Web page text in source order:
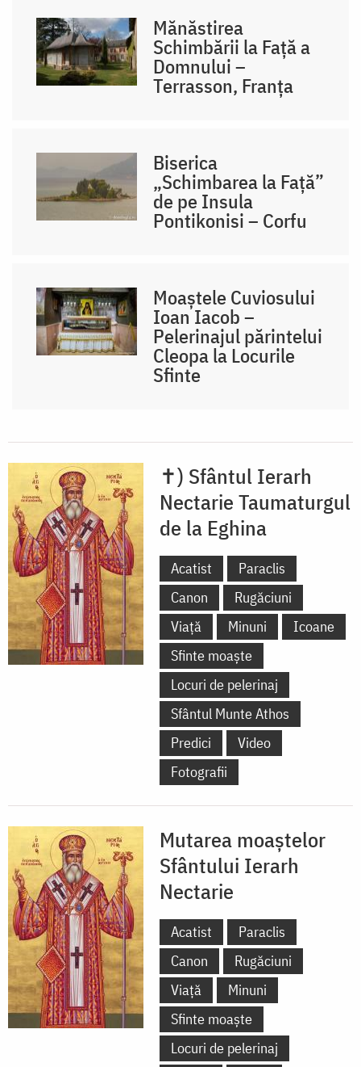
Mănăstirea
Schimbării la Față a
Domnului –
Terrasson, Franţa
Biserica
„Schimbarea la Față”
de pe Insula
Pontikonisi – Corfu
Moaștele Cuviosului
Ioan Iacob –
Pelerinajul părintelui
Cleopa la Locurile
Sfinte
✝) Sfântul Ierarh
Nectarie Taumaturgul
de la Eghina
Acatist
Paraclis
Canon
Rugăciuni
Viață
Minuni
Icoane
Sfinte moaște
Locuri de pelerinaj
Sfântul Munte Athos
Predici
Video
Fotografii
Mutarea moaștelor
Sfântului Ierarh
Nectarie
Acatist
Paraclis
Canon
Rugăciuni
Viață
Minuni
Sfinte moaște
Locuri de pelerinaj